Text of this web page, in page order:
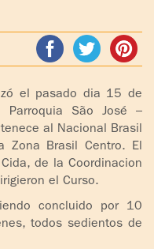
el pasado dia 15 de
São José –
al Nacional Brasil
Zona Brasil Centro. El
de la Coordinacion
el Curso.
concluido por 10
todos sedientos de